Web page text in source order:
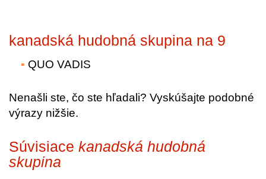
kanadská hudobná skupina na 9
QUO VADIS
Nenašli ste, čo ste hľadali? Vyskúšajte podobné
výrazy nižšie.
Súvisiace kanadská hudobná
skupina